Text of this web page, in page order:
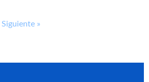
Siguiente »